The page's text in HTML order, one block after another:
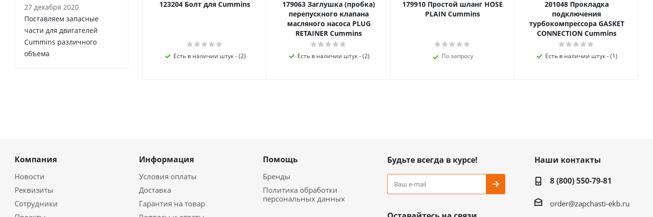
123204 Болт для Cummins
Есть в наличии штук - (2)
179063 Заглушка (пробка)
перепускного клапана
масляного насоса PLUG
RETAINER Cummins
Есть в наличии штук - (2)
179910 Простой шланг HOSE
PLAIN Cummins
По запросу
201048 Прокладка
подключения
турбокомпрессора GASKET
CONNECTION Cummins
Есть в наличии штук - (1)
27 декабря 2020
Поставляем запасные
части для двигателей
Cummins различного
объема
Компания
Новости
Реквизиты
Сотрудники
Информация
Условия оплаты
Доставка
Гарантия на товар
Помощь
Бренды
Политика обработки
персональных данных
Будьте всегда в курсе!
Наши контакты
8 (800) 550-79-81
order@zapchasti-ekb.ru